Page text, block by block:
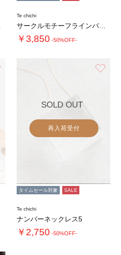
Te chichi
サークルモチーフラインバングル
￥3,850 -50%OFF-
SOLD OUT
再入荷受付
タイムセール対象 SALE
Te chichi
ナンバーネックレス5
￥2,750 -50%OFF-